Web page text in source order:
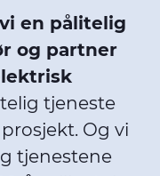
vi en pålitelig
og partner
tjeneste
Og vi
tjenestene